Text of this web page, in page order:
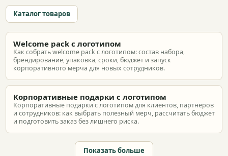
Каталог товаров
Welcome pack с логотипом
Как собрать welcome pack с логотипом: состав набора,
брендирование, упаковка, сроки, бюджет и запуск
корпоративного мерча для новых сотрудников.
Корпоративные подарки с логотипом
Корпоративные подарки с логотипом для клиентов, партнеров
и сотрудников: как выбрать полезный мерч, рассчитать бюджет
и подготовить заказ без лишнего риска.
Показать больше